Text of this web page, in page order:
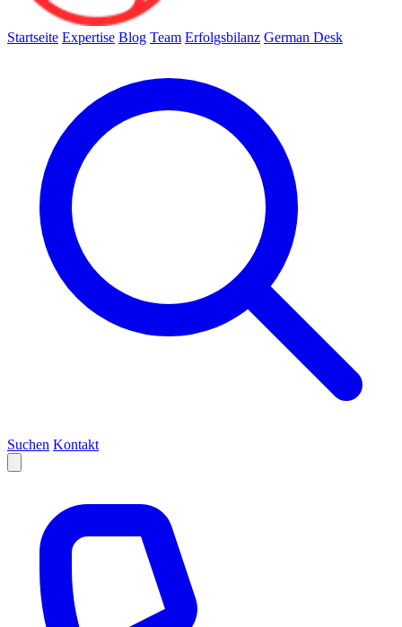
Startseite Expertise Blog Team Erfolgsbilanz German Desk
Suchen Kontakt